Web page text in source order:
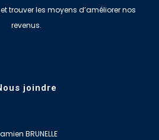
trouver les moyens d’améliorer nos
revenus.
joindre
BRUNELLE